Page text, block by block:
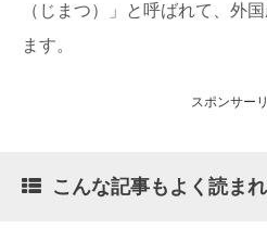
（じまつ）」と呼ばれて、外
ます。
スポンサー
こんな記事もよく読ま